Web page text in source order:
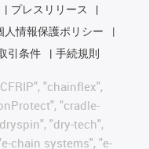
プレスリリース
人情報保護ポリシー
引条件 手続規則
"chainflex",
"cradle-
"dry-tech",
chain systems", "e-